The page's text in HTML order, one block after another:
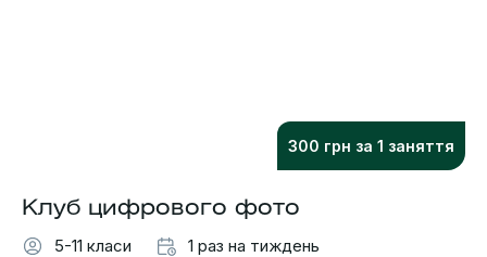
300 грн за 1 заняття
Клуб цифрового фото
5-11 класи
1 раз на тиждень